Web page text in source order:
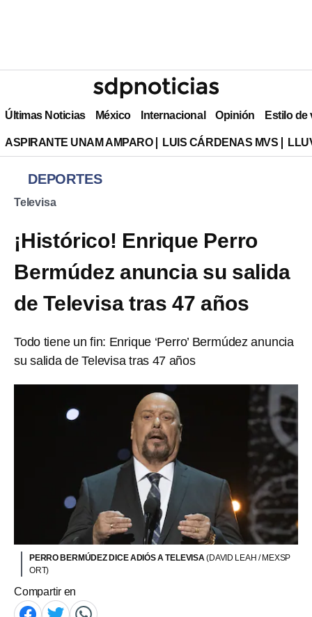
Últimas Noticias México Internacional Opinión Estilo de
ASPIRANTE UNAM AMPARO LUIS CÁRDENAS MVS
DEPORTES
Televisa
¡Histórico! Enrique Perro
Bermúdez anuncia su salida
de Televisa tras 47 años
Todo tiene un fin: Enrique ‘Perro’ Bermúdez anuncia
su salida de Televisa tras 47 años
PERRO BERMÚDEZ DICE ADIÓS A TELEVISA(DAVID LEAH / MEXSP
ORT)
Compartir en